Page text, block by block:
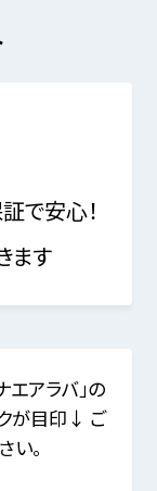
で安心！
ます
エアラバ」の
が目印↓ ご
い。